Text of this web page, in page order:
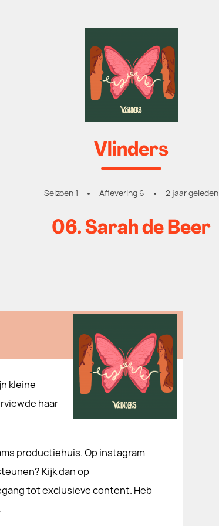
Vlinders
Seizoen 1 Aflevering 6 2 jaar geleden
06. Sarah de Beer
kleine
haar
productiehuis. Op instagram
Kijk dan op
tot exclusieve content. Heb